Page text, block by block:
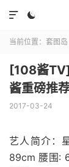


当前位置： 套图岛
[108酱
酱重磅推
2017-03-24
艺人简介：
89cm 腰围: